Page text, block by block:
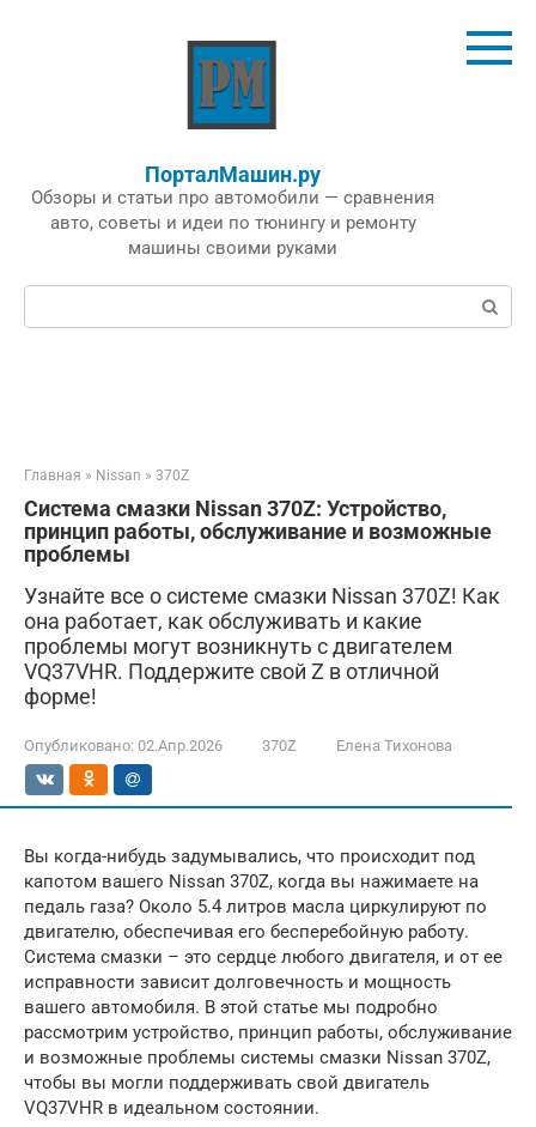
ПорталМашин.ру
Обзоры и статьи про автомобили — сравнения
авто, советы и идеи по тюнингу и ремонту
машины своими руками
Поиск:
Главная » Nissan » 370Z
Система смазки Nissan 370Z: Устройство,
принцип работы, обслуживание и возможные
проблемы
Узнайте все о системе смазки Nissan 370Z! Как
она работает, как обслуживать и какие
проблемы могут возникнуть с двигателем
VQ37VHR. Поддержите свой Z в отличной
форме!
Опубликовано: 02.Апр.2026 370Z Елена Тихонова
Вы когда-нибудь задумывались, что происходит под
капотом вашего Nissan 370Z, когда вы нажимаете на
педаль газа? Около 5.4 литров масла циркулируют по
двигателю, обеспечивая его бесперебойную работу.
Система смазки – это сердце любого двигателя, и от ее
исправности зависит долговечность и мощность
вашего автомобиля. В этой статье мы подробно
рассмотрим устройство, принцип работы, обслуживание
и возможные проблемы системы смазки Nissan 370Z,
чтобы вы могли поддерживать свой двигатель
VQ37VHR в идеальном состоянии.